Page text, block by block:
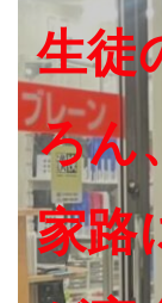
生徒
ろん、
家路